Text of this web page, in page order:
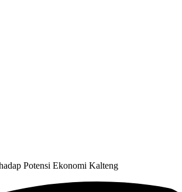
Potensi Ekonomi Kalteng